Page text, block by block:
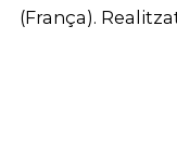
(França).